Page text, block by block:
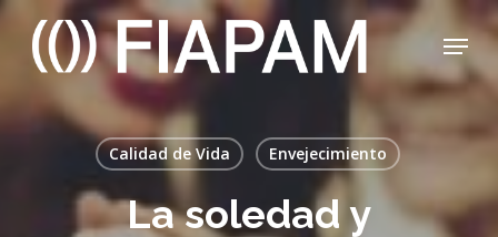
Skip
main
Menu
Calidad de Vida Envejecimiento
La soledad y
Close
Menu